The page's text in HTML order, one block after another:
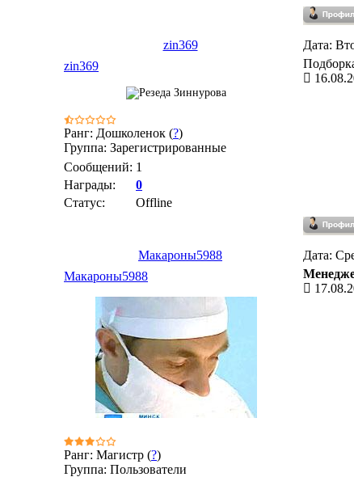
zin369 Дата:
zin369
Ранг: Дошколенок (?)
Группа: Зарегистрированные
Сообщений: 1
Награды:
0
Статус:
Offline
Макароны5988 Дата:
Макароны5988
Ранг: Магистр (?)
Группа: Пользователи